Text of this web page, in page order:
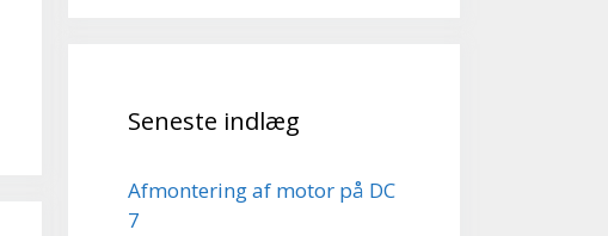
Seneste indlæg
Afmontering af motor på DC
7